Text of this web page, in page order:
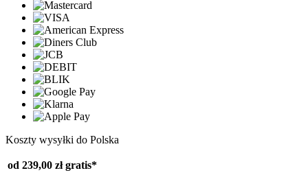
Koszty wysyłki do Polska
od 239,00 zł gratis*